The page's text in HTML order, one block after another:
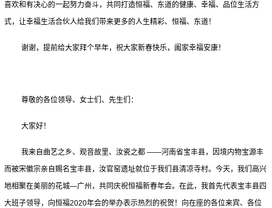
喜欢和有决心的一起努力奋斗，共同打造恒福、东道的健康、幸福、品位生活方
式，让幸福生活合伙人给我们带来更多的人生精彩、恒福、东道！
谢谢，提前给大家拜个早年，祝大家新春快乐，阖家幸福安康！
尊敬的各位领导、女士们、先生们：
大家好！
我来自曲艺之乡、观音故里、汝瓷之都 ——河南省宝丰县，因境内物宝源丰
而被宋徽宗亲自赐名宝丰县，汝官窑遗址就位于我们县清凉寺村。今天，我们高兴
地相聚在美丽的花城—广州，共同庆祝恒福新春年会。在此，我首先代表宝丰县四
大班子领导，向恒福2020年会的举办表示热烈的祝贺！向在座的各位来宾、各位